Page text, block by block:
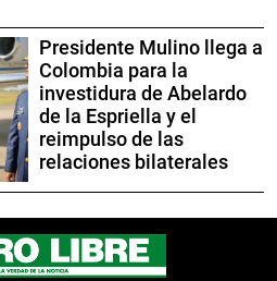
Presidente Mulino llega a
Colombia para la
investidura de Abelardo
de la Espriella y el
reimpulso de las
relaciones bilaterales